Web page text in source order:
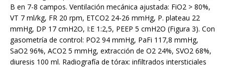
B en 7-8 campos. Ventilación mecánica ajustada: FiO2 > 80%,
VT 7 ml/kg, FR 20 rpm, ETCO2 24-26 mmHg, P. plateau 22
mmHg, DP 17 cmH2O, I:E 1:2,5, PEEP 5 cmH2O (Figura 3). Con
gasometría de control: PO2 94 mmHg, PaFi 117,8 mmHg,
SaO2 96%, ACO2 5 mmHg, extracción de O2 24%, SVO2 68%,
diuresis 100 ml. Radiografía de tórax: infiltrados intersticiales